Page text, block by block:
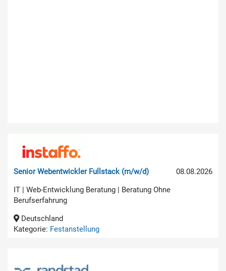
08.08.2026
Senior Webentwickler Fullstack (m/w/d)
IT | Web-Entwicklung Beratung | Beratung Ohne
Berufserfahrung
Deutschland
Kategorie: Festanstellung